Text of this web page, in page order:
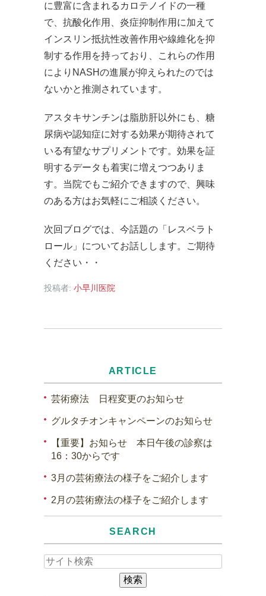
に豊富に含まれるカロテノイドの一種
で、抗酸化作用、炎症抑制作用に加えて
インスリン抵抗性改善作用や線維化を抑
制する作用を持っており、これらの作用
によりNASHの進展が抑えられたのでは
ないかと推測されています。
アスタキサンチンは脂肪肝以外にも、糖
尿病や認知症に対する効果が期待されて
いる有望なサプリメントです。効果を証
明するデータも着実に増えつつありま
す。当院でもご紹介できますので、興味
のある方はお気軽にご相談ください。
次回ブログでは、今話題の「レスベラト
ロール」についてお話しします。ご期待
ください・・
投稿者: 小早川医院
ARTICLE
芸術療法 日程変更のお知らせ
グルタチオンキャンペーンのお知らせ
【重要】お知らせ 本日午後の診察は
16：30からです
3月の芸術療法の様子をご紹介します
2月の芸術療法の様子をご紹介します
SEARCH